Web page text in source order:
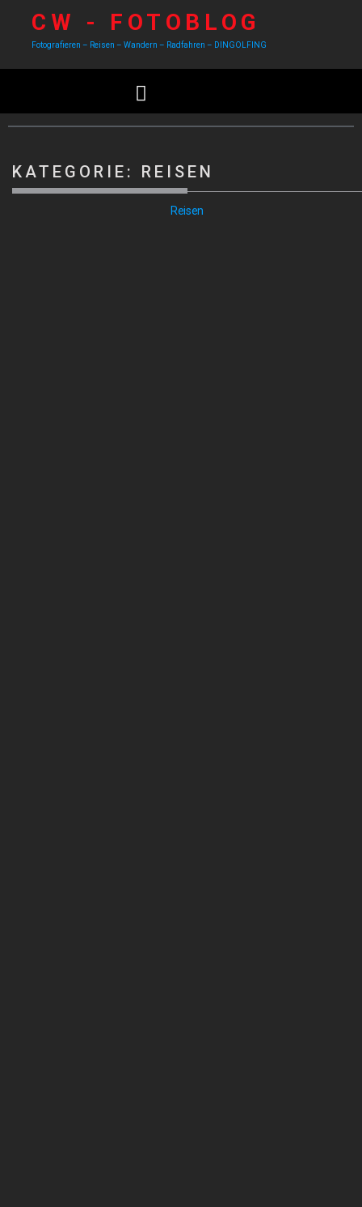
CW - FOTOBLOG
Fotografieren – Reisen – Wandern – Radfahren – DINGOLFING
KATEGORIE: REISEN
Reisen